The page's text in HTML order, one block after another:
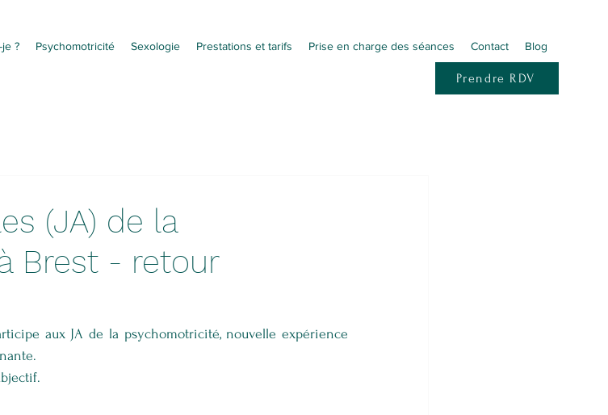
? Psychomotricité Sexologie Prestations et tarifs Prise en charge des séances Contact Blog
Prendre RDV
(JA) de la
Brest - retour
aux JA de la psychomotricité, nouvelle expérience